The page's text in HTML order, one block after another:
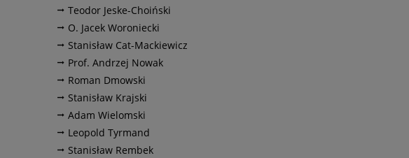
Teodor Jeske-Choiński
O. Jacek Woroniecki
Stanisław Cat-Mackiewicz
Prof. Andrzej Nowak
Roman Dmowski
Stanisław Krajski
Adam Wielomski
Leopold Tyrmand
Stanisław Rembek